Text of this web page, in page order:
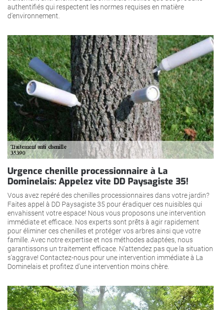
authentifiés qui respectent les normes requises en matière
d’environnement.
Urgence chenille processionnaire à La
Dominelais: Appelez vite DD Paysagiste 35!
Vous avez repéré des chenilles processionnaires dans votre jardin?
Faites appel à DD Paysagiste 35 pour éradiquer ces nuisibles qui
envahissent votre espace! Nous vous proposons une intervention
immédiate et efficace. Nos experts sont prêts à agir rapidement
pour éliminer ces chenilles et protéger vos arbres ainsi que votre
famille. Avec notre expertise et nos méthodes adaptées, nous
garantissons un traitement efficace. N'attendez pas que la situation
s'aggrave! Contactez-nous pour une intervention immédiate à La
Dominelais et profitez d'une intervention moins chère.